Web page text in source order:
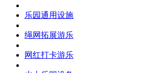
乐园通用设施
绳网拓展游乐
网红打卡游乐